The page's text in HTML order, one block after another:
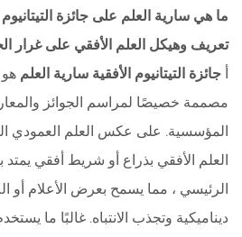
ما هي سارية العلم على جائزة التيتانيوم
تعريف وهيكل العلم الأفقي على غرار
أ جائزة التيتانيوم الأفقية سارية العلم
مصممة خصيصًا لمراسم الجوائز
المؤسسية. على عكس العلم العمودي
العلم الأفقي بذراع أو شريط أفقي
الرئيسي ، مما يسمح بعرض الأعلام أو
ديناميكية وتجذب الانتباه. غالبًا ما